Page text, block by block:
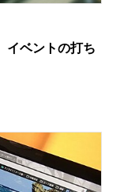
ベントの打ち